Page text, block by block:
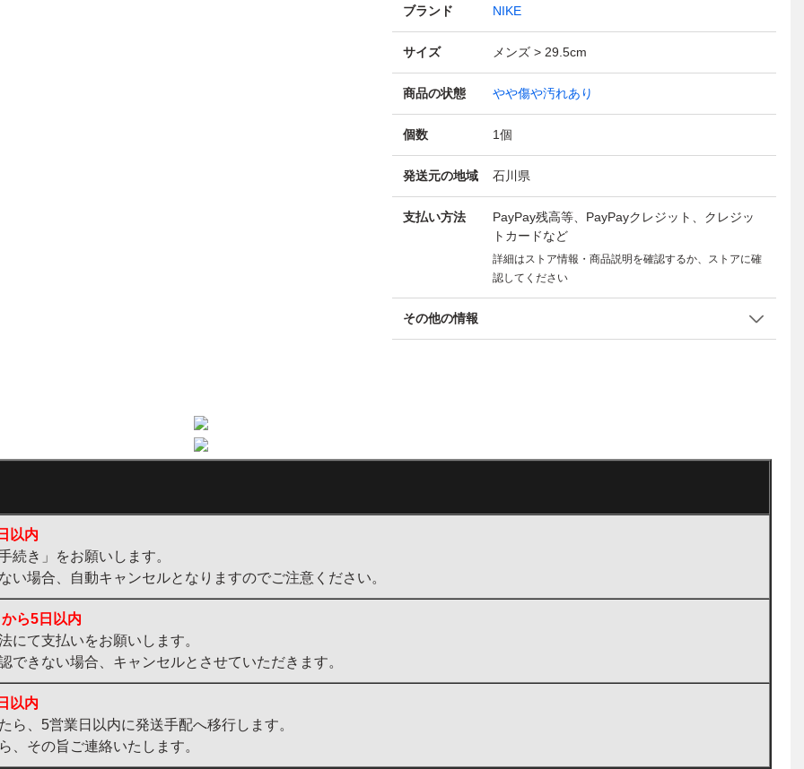
ブランド NIKE
サイズ メンズ 29.5cm
商品の状態 やや傷や汚れあり
個数 1個
発送元の地域 石川県
支払い方法
PayPay残高等、PayPayクレジット、クレジッ
トカードなど
詳細はストア情報・商品説明を確認するか、ストアに確
認してください
その他の情報